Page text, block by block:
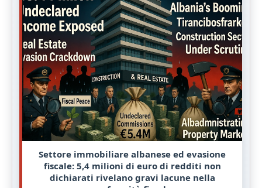
Il saccheggio delle coste albanesi: come la
"Legge sugli investimenti strategici" di Edi
Rama sta liquidando le terre pubbliche per
gli oligarchi